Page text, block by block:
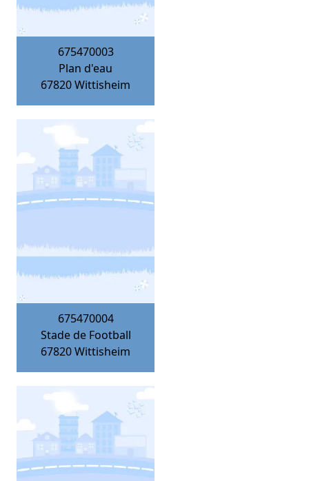
675470003
Plan d'eau
67820Wittisheim
675470004
Stade de Football
67820Wittisheim